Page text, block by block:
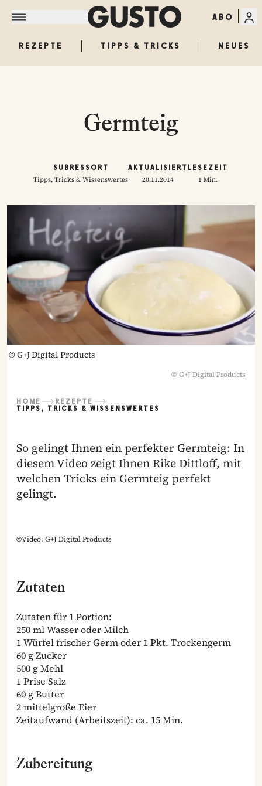
ABO
REZEPTE TIPPS & TRICKS NEUES
Germteig
SUBRESSORT
Tipps, Tricks & Wissenswertes
AKTUALISIERT
20.11.2014
LESEZEIT
1 Min.
©G+J Digital Products
© G+J Digital Products
HOME
REZEPTE
TIPPS, TRICKS & WISSENSWERTES
So gelingt Ihnen ein perfekter Germteig: In
diesem Video zeigt Ihnen Rike Dittloff, mit
welchen Tricks ein Germteig perfekt
gelingt.
©Video: G+J Digital Products
Zutaten
Zutaten für 1 Portion:
250 ml Wasser oder Milch
1 Würfel frischer Germ oder 1 Pkt. Trockengerm
60 g Zucker
500 g Mehl
1 Prise Salz
60 g Butter
2 mittelgroße Eier
Zeitaufwand (Arbeitszeit): ca. 15 Min.
Zubereitung